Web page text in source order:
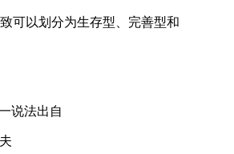
可以划分为生存型、完善型和
说法出自